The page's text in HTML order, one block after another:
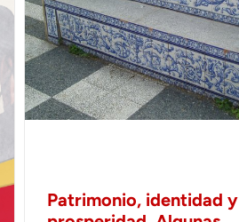
Patrimonio, identidad y